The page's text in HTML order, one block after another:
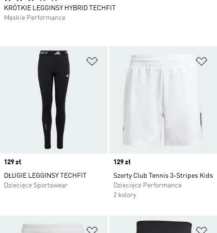
Dodaj do listy życzeń
Price
129 zł
DŁUGIE LEGGINSY TECHFIT
Dziecięce Sportswear
Price
129 zł
Szorty Club Tennis 3-Stripes Kids
Dziecięce Performance
2 kolory
KRÓTKIE LEGGINSY HYBRID TECHFIT
Męskie Performance